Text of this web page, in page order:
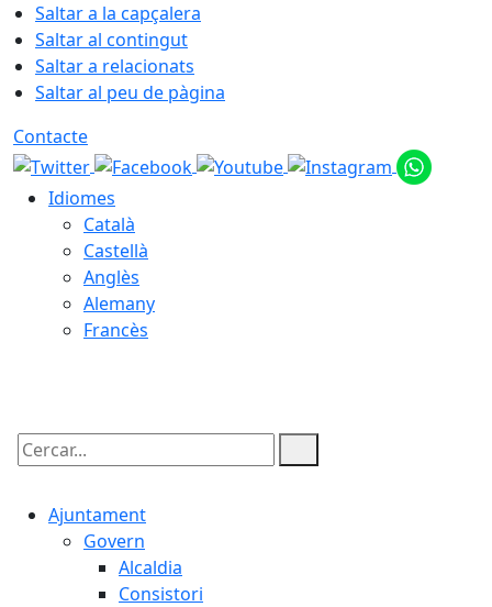
Saltar a la capçalera
Saltar al contingut
Saltar a relacionats
Saltar al peu de pàgina
Contacte
Idiomes
Català
Castellà
Anglès
Alemany
Francès
Cercar:
Ajuntament
Govern
Alcaldia
Consistori